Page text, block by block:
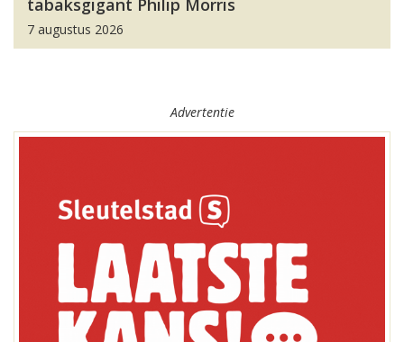
tabaksgigant Philip Morris
7 augustus 2026
Advertentie